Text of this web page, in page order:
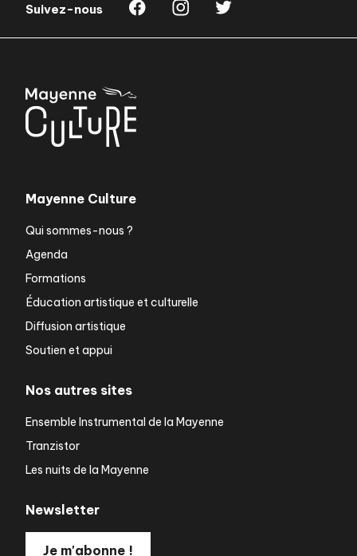
Suivez-nous
Mayenne Culture
Qui sommes-nous ?
Agenda
Formations
Éducation artistique et culturelle
Diffusion artistique
Soutien et appui
Nos autres sites
Ensemble Instrumental de la Mayenne
Tranzistor
Les nuits de la Mayenne
Newsletter
Je m'abonne !